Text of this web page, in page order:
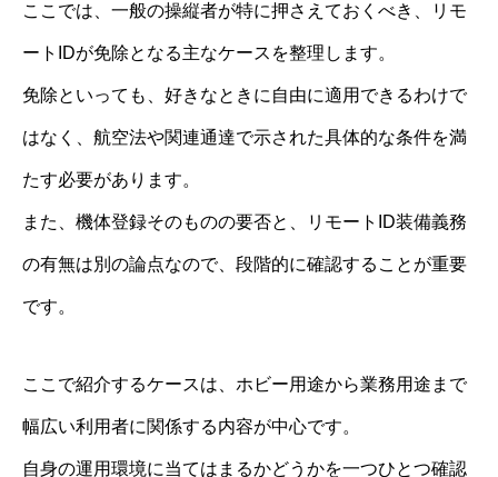
ここでは、一般の操縦者が特に押さえておくべき、リモ
ートIDが免除となる主なケースを整理します。
免除といっても、好きなときに自由に適用できるわけで
はなく、航空法や関連通達で示された具体的な条件を満
たす必要があります。
また、機体登録そのものの要否と、リモートID装備義務
の有無は別の論点なので、段階的に確認することが重要
です。
ここで紹介するケースは、ホビー用途から業務用途まで
幅広い利用者に関係する内容が中心です。
自身の運用環境に当てはまるかどうかを一つひとつ確認